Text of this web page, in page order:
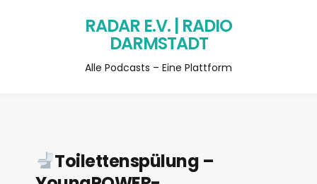
RADAR E.V. | RADIO
DARMSTADT
Alle Podcasts – Eine Plattform
Toilettenspülung –